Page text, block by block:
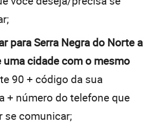
para Serra Negra do Norte a
uma cidade com o mesmo
90 + código da sua
+ número do telefone que
se comunicar;